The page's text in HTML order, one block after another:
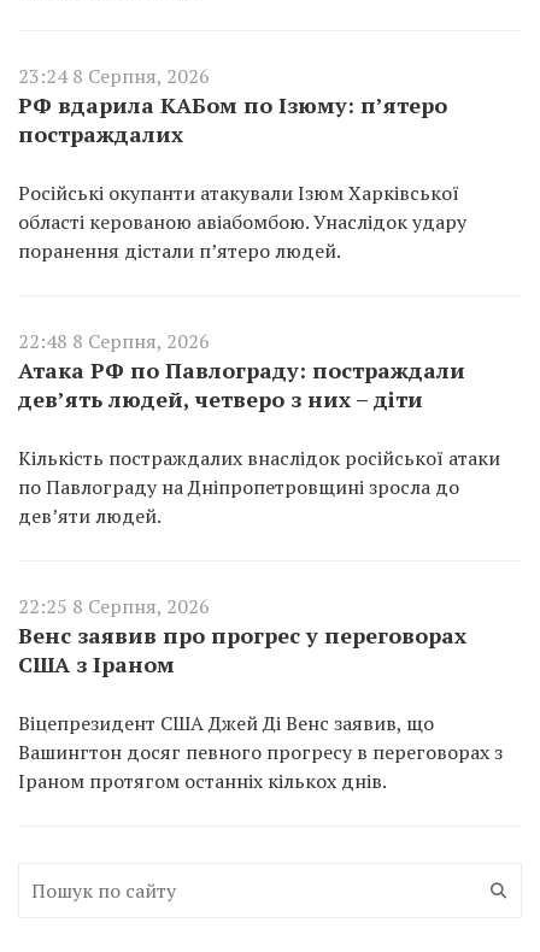
23:24 8 Серпня, 2026
РФ вдарила КАБом по Ізюму: п’ятеро
постраждалих
Російські окупанти атакували Ізюм Харківської
області керованою авіабомбою. Унаслідок удару
поранення дістали п’ятеро людей.
22:48 8 Серпня, 2026
Атака РФ по Павлограду: постраждали
дев’ять людей, четверо з них – діти
Кількість постраждалих внаслідок російської атаки
по Павлограду на Дніпропетровщині зросла до
дев’яти людей.
22:25 8 Серпня, 2026
Венс заявив про прогрес у переговорах
США з Іраном
Віцепрезидент США Джей Ді Венс заявив, що
Вашингтон досяг певного прогресу в переговорах з
Іраном протягом останніх кількох днів.